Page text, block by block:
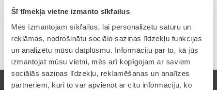
Šī tīmekļa vietne izmanto sīkfailus
Mēs izmantojam sīkfailus, lai personalizētu saturu un
reklāmas, nodrošinātu sociālo saziņas līdzekļu funkcijas
un analizētu mūsu datplūsmu. Informāciju par to, kā jūs
izmantojat mūsu vietni, mēs arī kopīgojam ar saviem
sociālās saziņas līdzekļu, reklamēšanas un analīzes
partneriem, kuri to var apvienot ar citu informāciju, ko
Atkritumu apsaimniekošanas tarifs